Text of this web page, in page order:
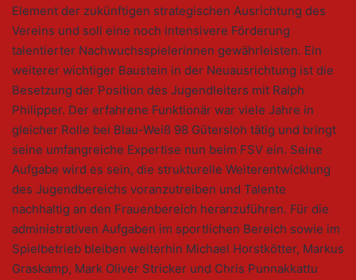
Element der zukünftigen strategischen Ausrichtung des
Vereins und soll eine noch intensivere Förderung
talentierter Nachwuchsspielerinnen gewährleisten. Ein
weiterer wichtiger Baustein in der Neuausrichtung ist die
Besetzung der Position des Jugendleiters mit Ralph
Philipper. Der erfahrene Funktionär war viele Jahre in
gleicher Rolle bei Blau-Weiß 98 Gütersloh tätig und bringt
seine umfangreiche Expertise nun beim FSV ein. Seine
Aufgabe wird es sein, die strukturelle Weiterentwicklung
des Jugendbereichs voranzutreiben und Talente
nachhaltig an den Frauenbereich heranzuführen. Für die
administrativen Aufgaben im sportlichen Bereich sowie im
Spielbetrieb bleiben weiterhin Michael Horstkötter, Markus
Graskamp, Mark Oliver Stricker und Chris Punnakkattu